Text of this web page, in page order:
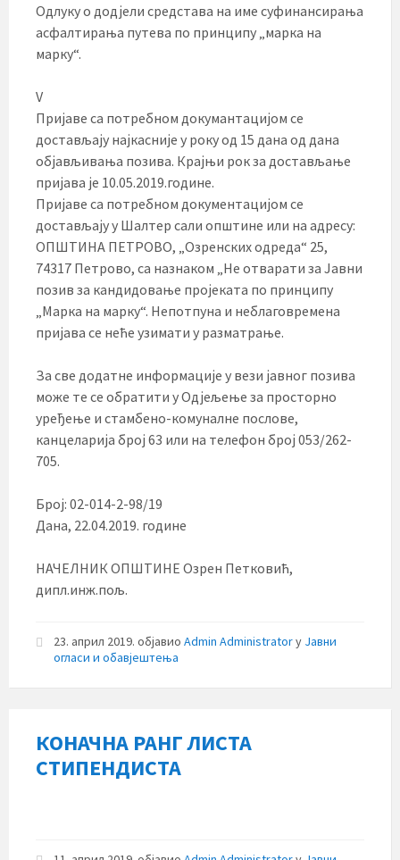
Одлуку о додјели средстава на име суфинансирања
асфалтирања путева по принципу „марка на
марку“.
V
Пријаве са потребном докумантацијом се
достављају најкасније у року од 15 дана од дана
објављивања позива. Крајњи рок за достављање
пријава је 10.05.2019.године.
Пријаве са потребном документацијом се
достављају у Шалтер сали општине или на адресу:
ОПШТИНА ПЕТРОВО, „Озренских одреда“ 25,
74317 Петрово, са назнаком „Не отварати за Јавни
позив за кандидовање пројеката по принципу
„Марка на марку“. Непотпуна и неблаговремена
пријава се неће узимати у разматрање.
За све додатне информације у вези јавног позива
може те се обратити у Одјељење за просторно
уређење и стамбено-комуналне послове,
канцеларија број 63 или на телефон број 053/262-
705.
Број: 02-014-2-98/19
Дана, 22.04.2019. године
НАЧЕЛНИК ОПШТИНЕ Озрен Петковић,
дипл.инж.пољ.
23. април 2019. објавио Admin Administratorу Јавни
огласи и обавјештења
КОНАЧНА РАНГ ЛИСТА
СТИПЕНДИСТА